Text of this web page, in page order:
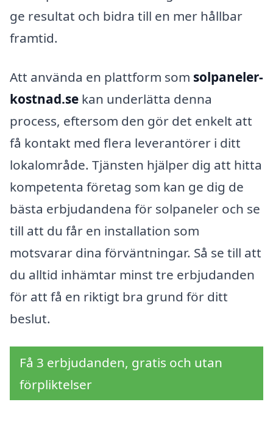
ge resultat och bidra till en mer hållbar
framtid.
Att använda en plattform som solpaneler-
kostnad.se kan underlätta denna
process, eftersom den gör det enkelt att
få kontakt med flera leverantörer i ditt
lokalområde. Tjänsten hjälper dig att hitta
kompetenta företag som kan ge dig de
bästa erbjudandena för solpaneler och se
till att du får en installation som
motsvarar dina förväntningar. Så se till att
du alltid inhämtar minst tre erbjudanden
för att få en riktigt bra grund för ditt
beslut.
Få 3 erbjudanden, gratis och utan
förpliktelser